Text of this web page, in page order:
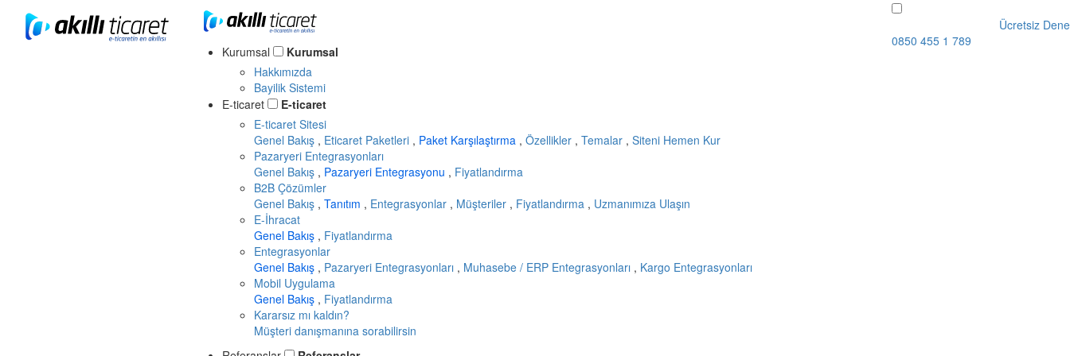
Kurumsal
Kurumsal
Hakkımızda
Bayilik Sistemi
E-ticaret
E-ticaret
E-ticaret Sitesi
Genel Bakış , Eticaret Paketleri , Paket Karşılaştırma , Özellikler , Temalar , Siteni Hemen Kur
Pazaryeri Entegrasyonları
Genel Bakış , Pazaryeri Entegrasyonu , Fiyatlandırma
B2B Çözümler
Genel Bakış , Tanıtım , Entegrasyonlar , Müşteriler , Fiyatlandırma , Uzmanımıza Ulaşın
E-İhracat
Genel Bakış , Fiyatlandırma
Entegrasyonlar
Genel Bakış , Pazaryeri Entegrasyonları , Muhasebe / ERP Entegrasyonları , Kargo Entegrasyonları
Mobil Uygulama
Genel Bakış , Fiyatlandırma
Kararsız mı kaldın?
Müşteri danışmanına sorabilirsin
Ücretsiz Dene
0850 455 1 789